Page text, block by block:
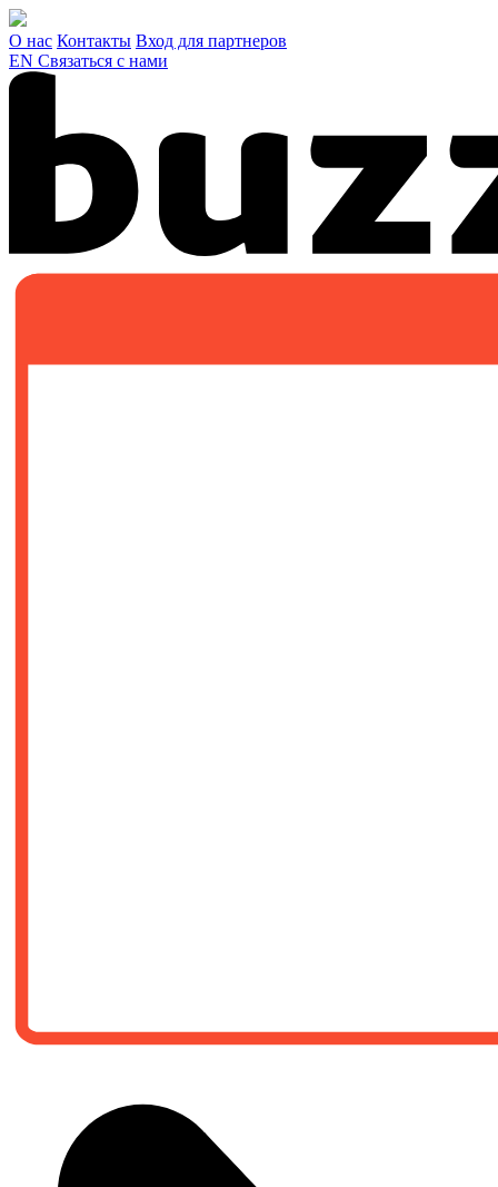
О нас Контакты Вход для партнеров
EN Связаться с нами